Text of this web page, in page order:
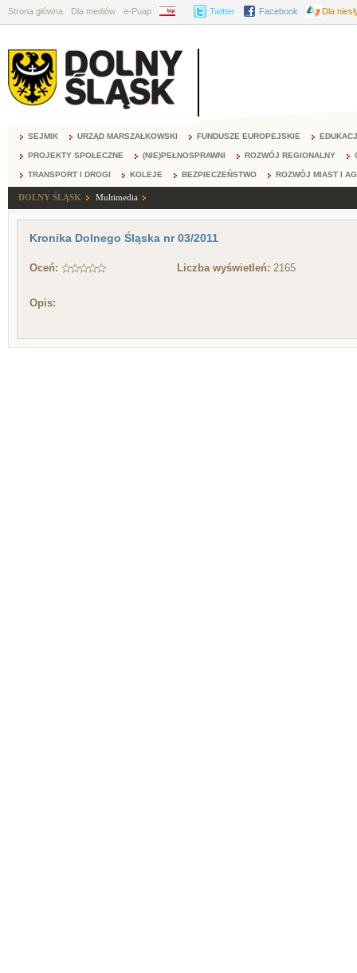
Strona główna Dla mediów e-Puap BIP Twitter Facebook Dla
SEJMIK URZĄD MARSZAŁKOWSKI FUNDUSZE EUROPEJSKIE
PROJEKTY SPOŁECZNE (NIE)PEŁNOSPRAWNI ROZWÓJ REGIONALNY
TRANSPORT I DROGI KOLEJE BEZPIECZEŃSTWO ROZWÓJ MIAST I
DOLNY ŚLĄSK Multimedia
Kronika Dolnego Śląska nr 03/2011
Oceń: Liczba wyświetleń: 2165
Opis: